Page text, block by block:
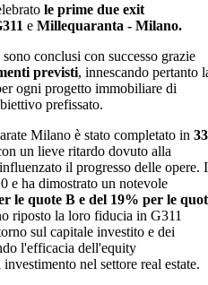
le prime due exit
e Millequaranta - Milano.
conclusi con successo grazie
previsti, innescando pertanto
ogni progetto immobiliare di
prefissato.
Milano è stato completato in 33
un lieve ritardo dovuto alla
il progresso delle opere.
e ha dimostrato un notevole
le quote B e del 19% per le
riposto la loro fiducia in G311
sul capitale investito e dei
l'efficacia dell'equity
nel settore real estate.